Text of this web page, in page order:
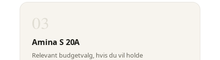
03
Amina S 20A
Relevant budgetvalg, hvis du vil holde